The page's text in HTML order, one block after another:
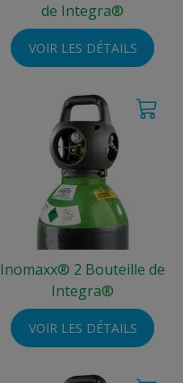
de Integra®
VOIR LES DÉTAILS
Inomaxx® 2 Bouteille de
Integra®
VOIR LES DÉTAILS